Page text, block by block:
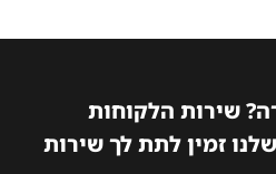
שירות הלקוחות
זמין לתת לך שירות